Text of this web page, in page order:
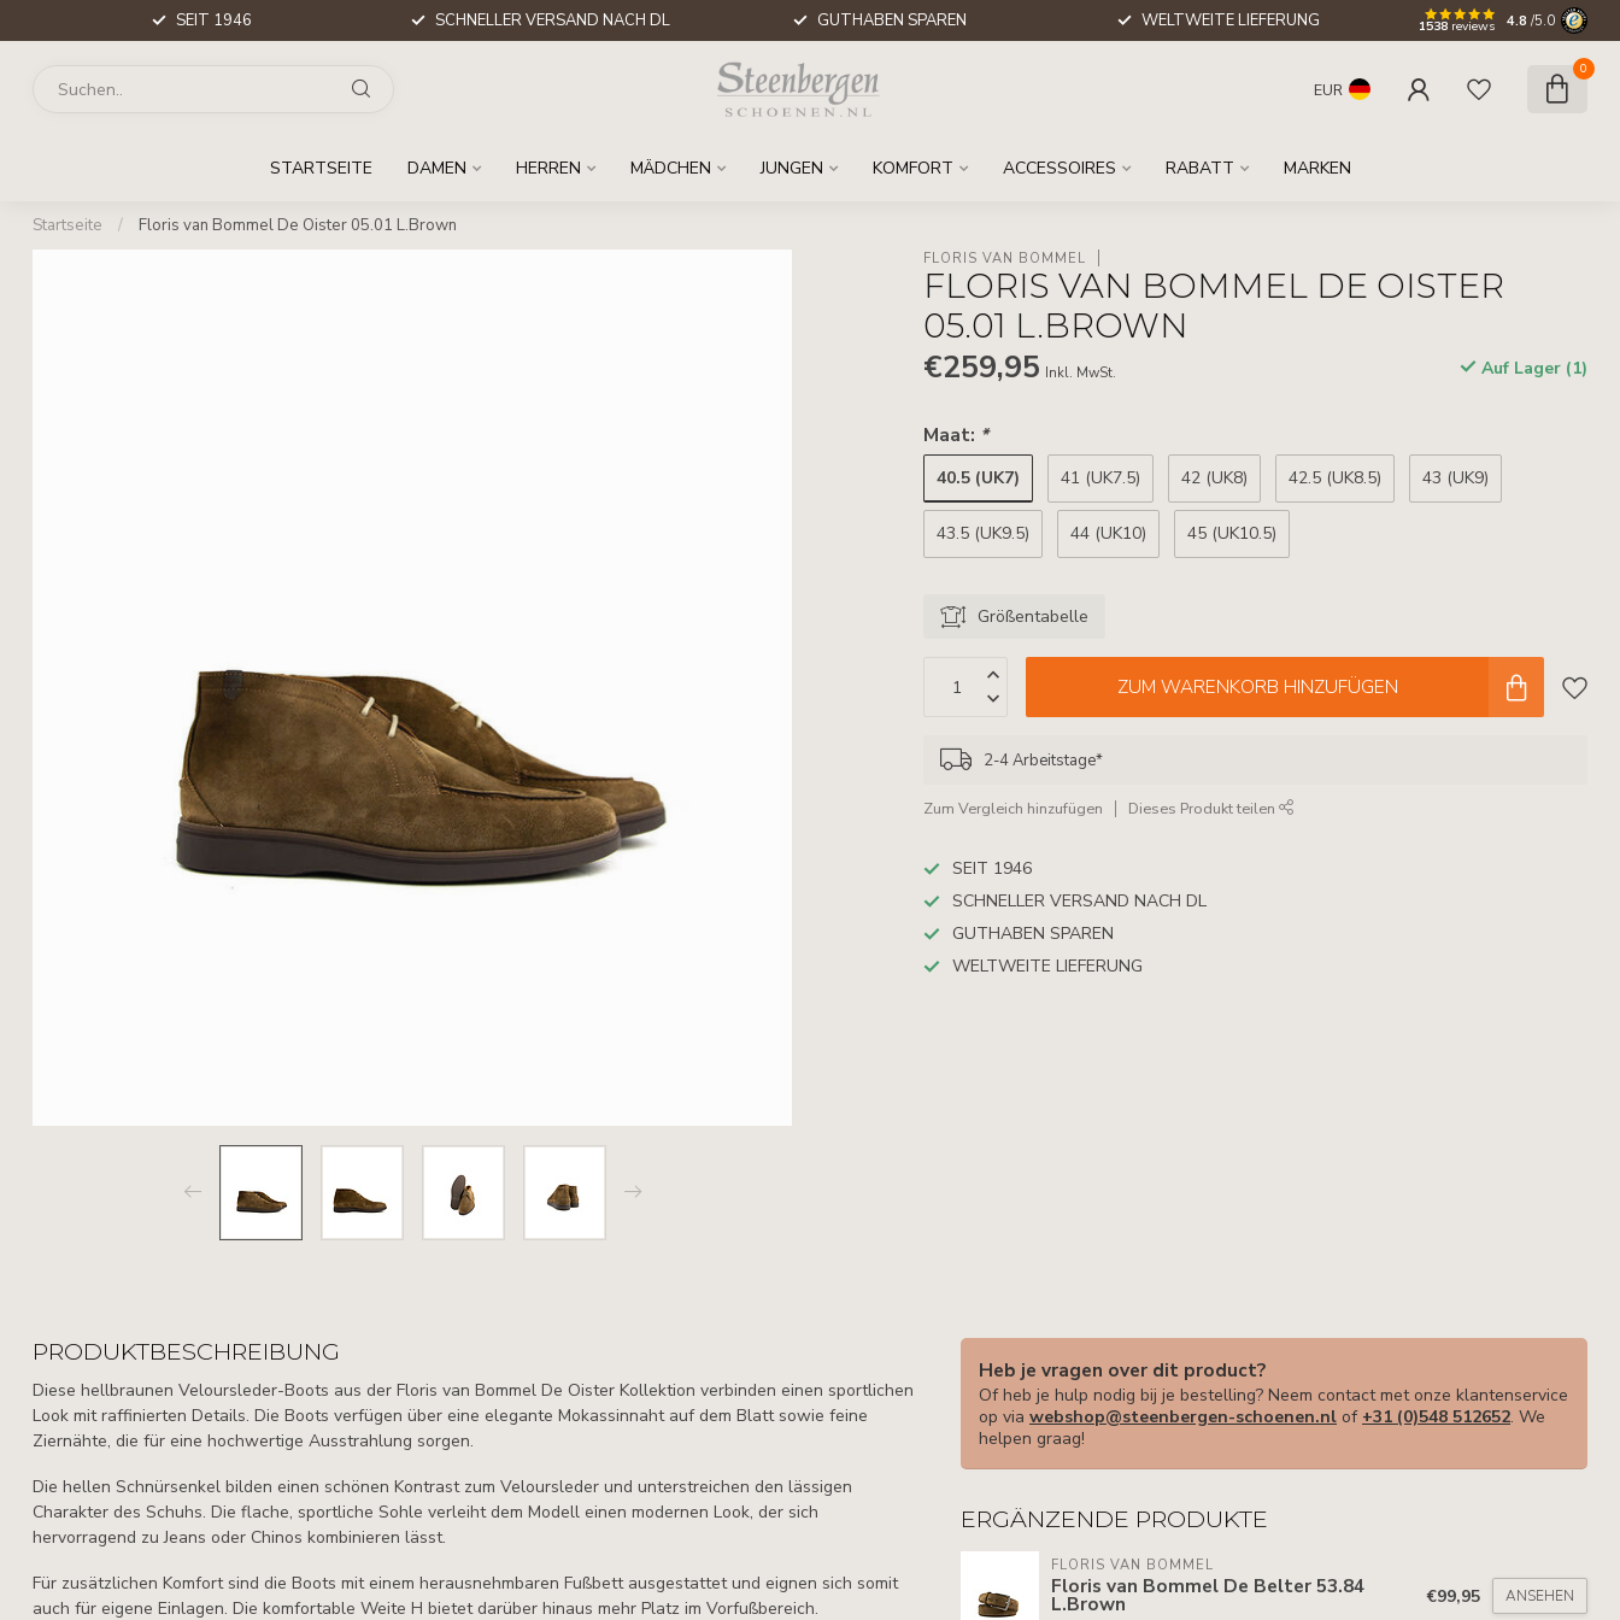
SEIT 1946 SCHNELLER VERSAND NACH DL GUTHABEN SPAREN WELTWEITE LIEFERUNG 1538 reviews 4.8 /5.0
EUR
0
STARTSEITE DAMEN HERREN MÄDCHEN JUNGEN KOMFORT ACCESSOIRES RABATT MARKEN
Startseite / Floris van Bommel De Oister 05.01 L.Brown
FLORIS VAN BOMMEL
FLORIS VAN BOMMEL DE OISTER
05.01 L.BROWN
€259,95 Inkl. MwSt. Auf Lager (1)
Maat: *
40.5 (UK7) 41 (UK7.5) 42 (UK8) 42.5 (UK8.5) 43 (UK9)
43.5 (UK9.5) 44 (UK10) 45 (UK10.5)
Größentabelle
ZUM WARENKORB HINZUFÜGEN
2-4 Arbeitstage*
Zum Vergleich hinzufügen Dieses Produkt teilen
SEIT 1946
SCHNELLER VERSAND NACH DL
GUTHABEN SPAREN
WELTWEITE LIEFERUNG
PRODUKTBESCHREIBUNG
Diese hellbraunen Veloursleder-Boots aus der Floris van Bommel De Oister Kollektion verbinden einen sportlichen
Look mit raffinierten Details. Die Boots verfügen über eine elegante Mokassinnaht auf dem Blatt sowie feine
Ziernähte, die für eine hochwertige Ausstrahlung sorgen.
Die hellen Schnürsenkel bilden einen schönen Kontrast zum Veloursleder und unterstreichen den lässigen
Charakter des Schuhs. Die flache, sportliche Sohle verleiht dem Modell einen modernen Look, der sich
hervorragend zu Jeans oder Chinos kombinieren lässt.
Für zusätzlichen Komfort sind die Boots mit einem herausnehmbaren Fußbett ausgestattet und eignen sich somit
auch für eigene Einlagen. Die komfortable Weite H bietet darüber hinaus mehr Platz im Vorfußbereich.
Heb je vragen over dit product?
Of heb je hulp nodig bij je bestelling? Neem contact met onze klantenservice
op via webshop@steenbergen-schoenen.nl of +31 (0)548 512652. We
helpen graag!
ERGÄNZENDE PRODUKTE
FLORIS VAN BOMMEL
Floris van Bommel De Belter 53.84
L.Brown €99,95 ANSEHEN